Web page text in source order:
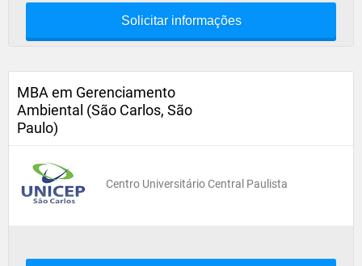
Solicitar informações
MBA em Gerenciamento
Ambiental (São Carlos, São
Paulo)
Centro Universitário Central Paulista